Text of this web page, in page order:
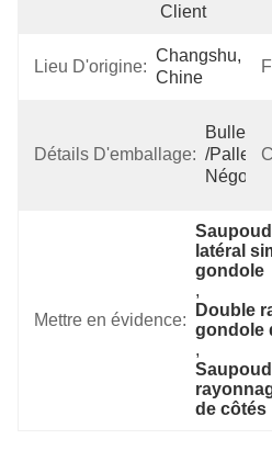
Client
Lieu D'origine:
Changshu,
Chine
Détails D'emballage:
Bulle/
/pallet
Mettre en évidence:
latéral
gondole
,
Double
gondole
,
de côtés